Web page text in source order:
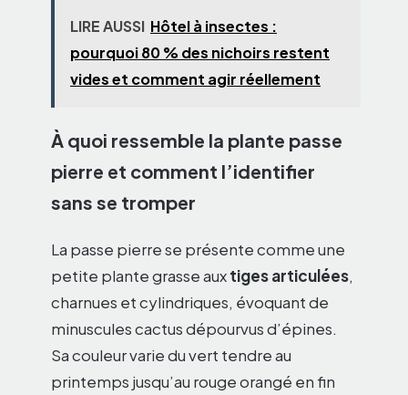
LIRE AUSSI Hôtel à insectes :
pourquoi 80 % des nichoirs restent
vides et comment agir réellement
À quoi ressemble la plante passe
pierre et comment l’identifier
sans se tromper
La passe pierre se présente comme une
petite plante grasse auxtiges articulées,
charnues et cylindriques, évoquant de
minuscules cactus dépourvus d’épines.
Sa couleur varie du vert tendre au
printemps jusqu’au rouge orangé en fin